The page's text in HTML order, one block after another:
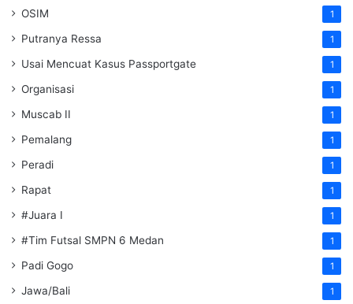
OSIM 1
Putranya Ressa 1
Usai Mencuat Kasus Passportgate 1
Organisasi 1
Muscab II 1
Pemalang 1
Peradi 1
Rapat 1
#Juara I 1
#Tim Futsal SMPN 6 Medan 1
Padi Gogo 1
Jawa/Bali 1